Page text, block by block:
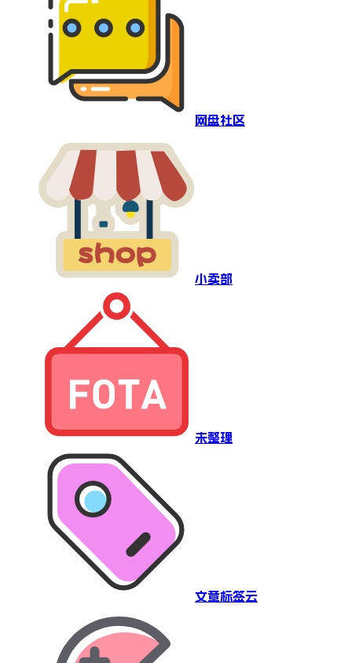
网盘社区
小卖部
未整理
文章标签云